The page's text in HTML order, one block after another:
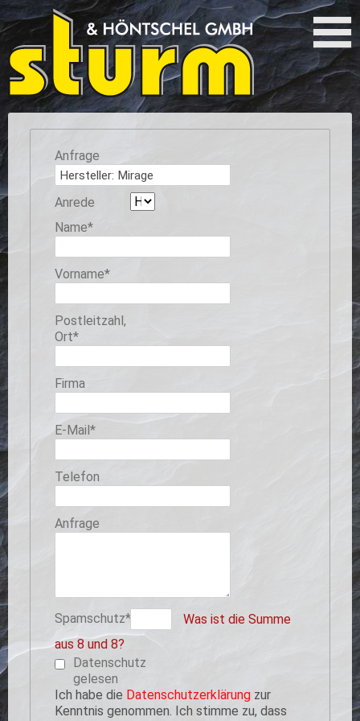
Anfrage
Anrede
Pflichtfeld
Name*
Pflichtfeld
Vorname*
Pflichtfeld
Postleitzahl,
Ort*
Firma
Pflichtfeld
E-Mail*
Telefon
Anfrage
Pflichtfeld
Spamschutz*
Was ist die Summe
aus 8 und 8?
Datenschutz
gelesen
Ich habe die Datenschutzerklärung zur
Kenntnis genommen. Ich stimme zu, dass